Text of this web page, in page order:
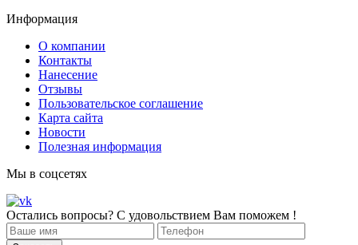
Информация
О компании
Контакты
Нанесение
Отзывы
Пользовательское соглашение
Карта сайта
Новости
Полезная информация
Мы в соцсетях
Остались вопросы? С удовольствием Вам поможем !